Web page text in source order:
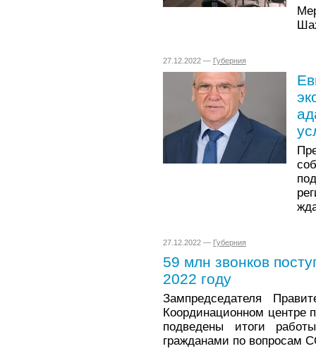
27.12.2022 — Губерния
27.12.2022 — Губерния
59 млн звонков
2022 году
Зампредседателя
Координационном центре
подведены итоги
гражданами по вопросам